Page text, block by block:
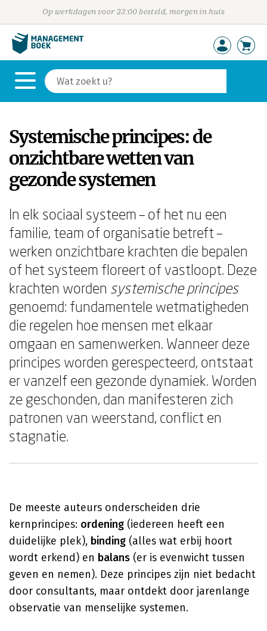
Op werkdagen voor 23:00 besteld, morgen in huis
Systemische principes: de
onzichtbare wetten van
gezonde systemen
In elk sociaal systeem – of het nu een
familie, team of organisatie betreft –
werken onzichtbare krachten die bepalen
of het systeem floreert of vastloopt. Deze
krachten worden systemische principes
genoemd: fundamentele wetmatigheden
die regelen hoe mensen met elkaar
omgaan en samenwerken. Wanneer deze
principes worden gerespecteerd, ontstaat
er vanzelf een gezonde dynamiek. Worden
ze geschonden, dan manifesteren zich
patronen van weerstand, conflict en
stagnatie.
De meeste auteurs onderscheiden drie
kernprincipes: ordening (iedereen heeft een
duidelijke plek), binding (alles wat erbij hoort
wordt erkend) en balans (er is evenwicht tussen
geven en nemen). Deze principes zijn niet bedacht
door consultants, maar ontdekt door jarenlange
observatie van menselijke systemen.